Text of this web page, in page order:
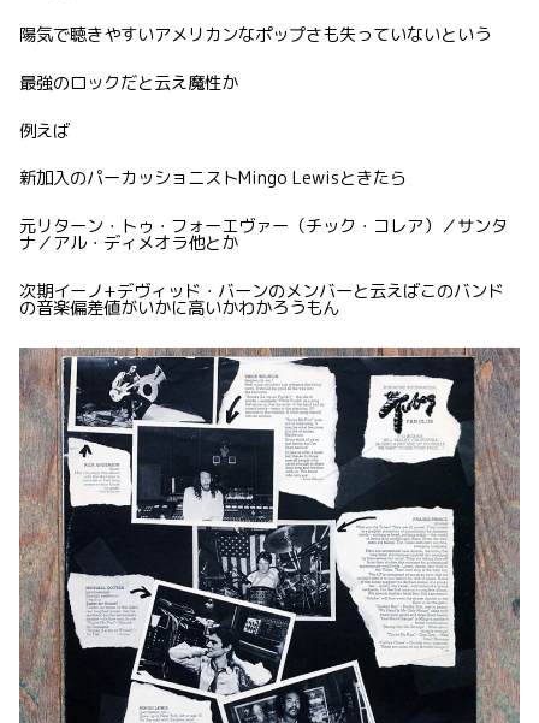
陽気で聴きやすいアメリカンなポップさも失っていないという
最強のロックだと云え魔性か
例えば
新加入のパーカッショニストMingo Lewisときたら
元リターン・トゥ・フォーエヴァー（チック・コレア）／サンタ
ナ／アル・ディメオラ他とか
次期イーノ+デヴィッド・バーンのメンバーと云えばこのバンド
の音楽偏差値がいかに高いかわかろうもん